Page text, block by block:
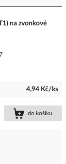
na zvonkové
4,94 Kč/ks
do košíku